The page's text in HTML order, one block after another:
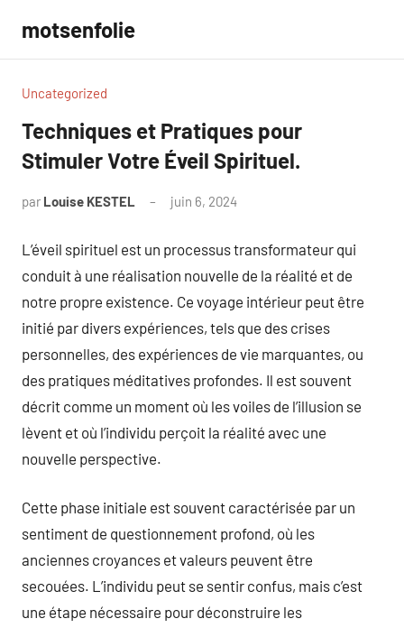
contenu
motsenfolie
Uncategorized
Techniques et Pratiques pour
Stimuler Votre Éveil Spirituel.
par Louise KESTEL juin 6, 2024
L’éveil spirituel est un processus transformateur qui
conduit à une réalisation nouvelle de la réalité et de
notre propre existence. Ce voyage intérieur peut être
initié par divers expériences, tels que des crises
personnelles, des expériences de vie marquantes, ou
des pratiques méditatives profondes. Il est souvent
décrit comme un moment où les voiles de l’illusion se
lèvent et où l’individu perçoit la réalité avec une
nouvelle perspective.
Cette phase initiale est souvent caractérisée par un
sentiment de questionnement profond, où les
anciennes croyances et valeurs peuvent être
secouées. L’individu peut se sentir confus, mais c’est
une étape nécessaire pour déconstruire les